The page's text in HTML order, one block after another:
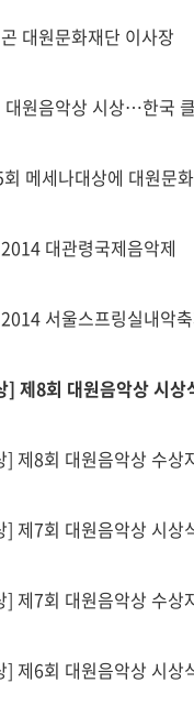
대원문화재단 이사장
원음악상 시상…한국
메세나대상에 대원문
대관령국제음악제
서울스프링실내악
] 제8회 대원음악상 시상
] 제8회 대원음악상 수상
] 제7회 대원음악상 시상
] 제7회 대원음악상 수상
] 제6회 대원음악상 시상